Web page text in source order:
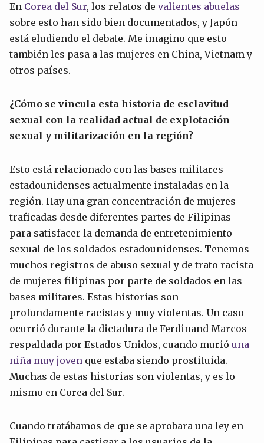
En Corea del Sur, los relatos de valientes abuelas
sobre esto han sido bien documentados, y Japón
está eludiendo el debate. Me imagino que esto
también les pasa a las mujeres en China, Vietnam y
otros países.
¿Cómo se vincula esta historia de esclavitud
sexual con la realidad actual de explotación
sexual y militarización en la región?
Esto está relacionado con las bases militares
estadounidenses actualmente instaladas en la
región. Hay una gran concentración de mujeres
traficadas desde diferentes partes de Filipinas
para satisfacer la demanda de entretenimiento
sexual de los soldados estadounidenses. Tenemos
muchos registros de abuso sexual y de trato racista
de mujeres filipinas por parte de soldados en las
bases militares. Estas historias son
profundamente racistas y muy violentas. Un caso
ocurrió durante la dictadura de Ferdinand Marcos
respaldada por Estados Unidos, cuando murió una
niña muy joven que estaba siendo prostituida.
Muchas de estas historias son violentas, y es lo
mismo en Corea del Sur.
Cuando tratábamos de que se aprobara una ley en